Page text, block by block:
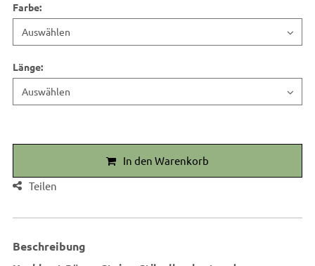
Farbe:
Länge:
In den Warenkorb
Teilen
Beschreibung